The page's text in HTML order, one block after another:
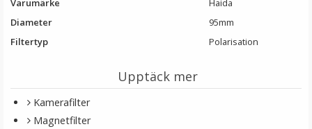
Varumärke
Haida
Diameter
95mm
Filtertyp
Polarisation
Upptäck mer
Kamerafilter
Magnetfilter